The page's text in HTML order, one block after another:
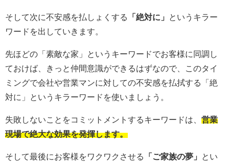
そして次に不安感を払しょくする 「絶対に」
というキラー
ワードを出していきます。
先ほどの「素敵な家」というキーワードでお客様に同調し
ておけば、きっと仲間意識ができるはずなので、このタイ
ミングで会社や営業マンに対しての不安感を払拭する「絶
対に」というキラーワードを使いましょう。
失敗しないことをコミットメントするキーワードは、 営業
現場で絶大な効果を発揮します。
そして最後にお客様をワクワクさせる 「ご家族の夢」
とい